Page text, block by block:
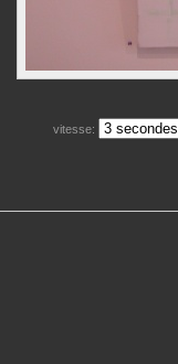
vitesse: